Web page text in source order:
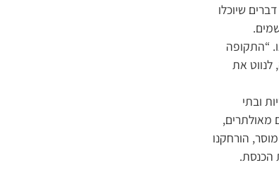
שיוכלו
“התקופה
לנווט את
ובתי
מאולתרים,
הורחקנו
הכנסת.